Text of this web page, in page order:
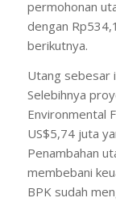
permohonan
dengan
berikutnya.
Utang sebesar
Selebihnya
Environmental
US$5,74 juta
Penambahan
membebani
BPK sudah